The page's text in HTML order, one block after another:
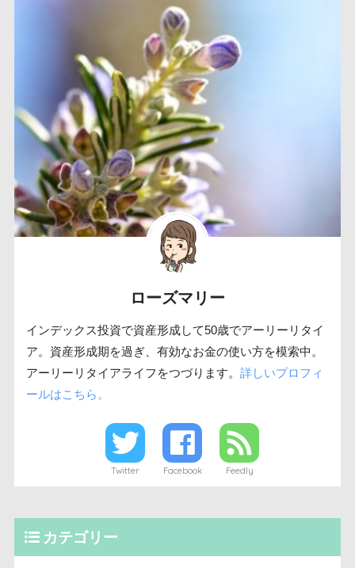
ローズマリー
インデックス投資で資産形成して50歳でアーリーリタイ
ア。資産形成期を過ぎ、有効なお金の使い方を模索中。
アーリーリタイアライフをつづります。 詳しいプロフィ
ールはこちら。
Twitter Facebook Feedly
カテゴリー